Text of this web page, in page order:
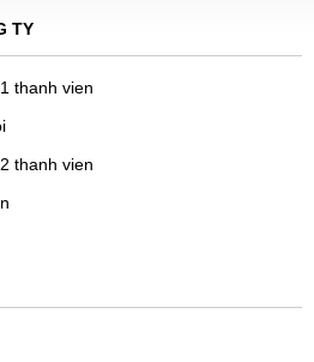
TY
thanh vien
thanh vien